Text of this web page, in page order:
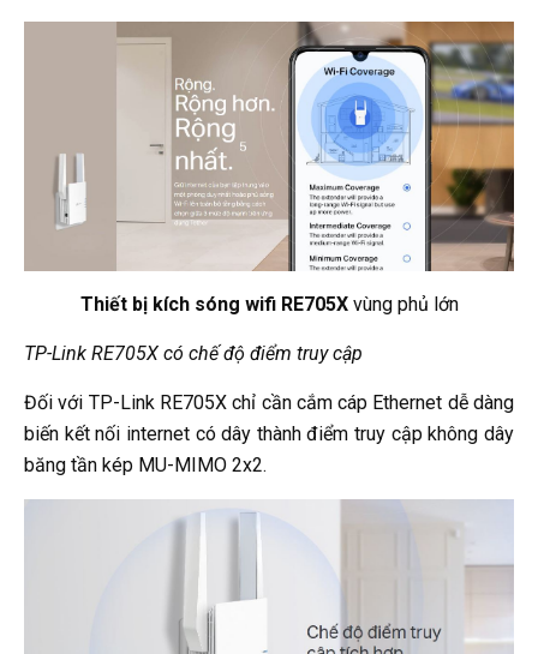
Thiết bị kích sóng wifi RE705Xvùng phủ lớn
TP-Link RE705X có chế độ điểm truy cập
Đối với TP-Link RE705X chỉ cần cắm cáp Ethernet dễ dàng
biến kết nối internet có dây thành điểm truy cập không dây
băng tần kép MU-MIMO 2x2.